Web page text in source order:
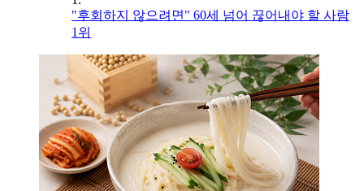
"후회하지 않으려면" 60세 넘어 끊어내야 할 사람
1위